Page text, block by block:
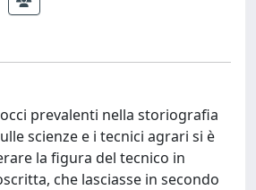
prevalenti nella storiografia
scienze e i tecnici agrari si è
la figura del tecnico in
che lasciasse in secondo